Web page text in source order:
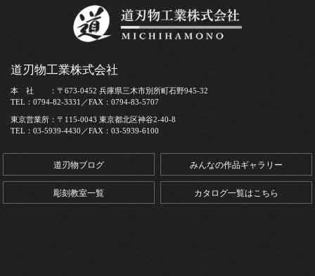
道刃物工業株式会社
本 社 ：〒673-0452 兵庫県三木市別所町石野945-32
TEL：0794-82-3331／FAX：0794-83-5707
東京営業所：〒115-0043 東京都北区神谷2-40-8
TEL：03-5939-4430／FAX：03-5939-6100
道刃物ブログ みんなの作品ギャラリー
彫刻教室一覧 カタログ一覧はこちら